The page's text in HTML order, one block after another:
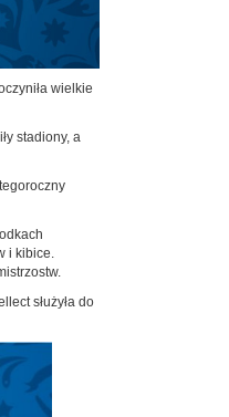
wielkie
stadiony, a
i kibice.
służyła do